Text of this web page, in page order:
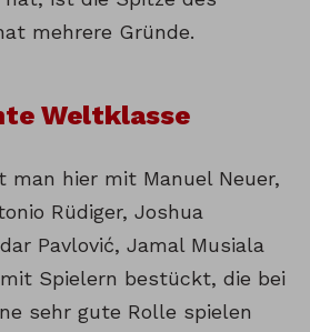
mehrere Gründe.
Weltklasse
man hier mit Manuel Neuer,
Rüdiger, Joshua
Pavlović, Jamal Musiala
Spielern bestückt, die bei
sehr gute Rolle spielen